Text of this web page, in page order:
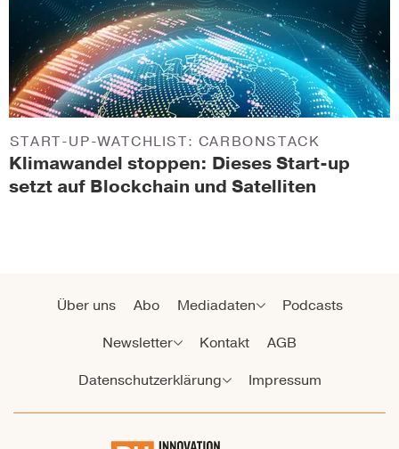
Klimawandel stoppen: Dieses Start-up
setzt auf Blockchain und Satelliten
START-UP-WATCHLIST: CARBONSTACK
Über uns Abo Mediadaten
Podcasts
Newsletter
Kontakt
AGB
Datenschutzerklärung
Impressum